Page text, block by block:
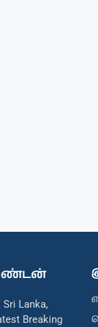
Sri Lanka,
Breaking